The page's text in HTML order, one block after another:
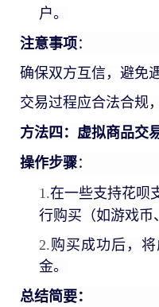
户。
注意事项：
确保双方互信，避免
交易过程应合法合规
方法四：虚拟商品交
操作步骤：
1.在一些支持花呗
行购买（如游戏币
2.购买成功后，
金。
总结简要：